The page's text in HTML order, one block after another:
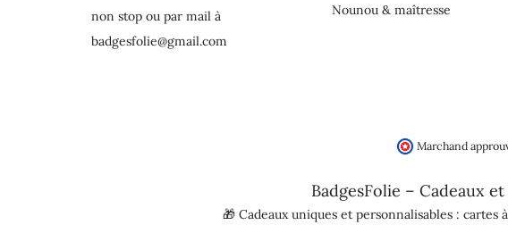
non stop ou par mail à
badgesfolie@gmail.com
Nounou & maîtresse
Marchand
BadgesFolie – Cadeaux
🎁 Cadeaux uniques et personnalisables : cartes